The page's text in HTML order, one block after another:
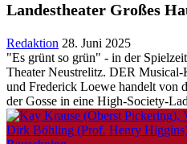
Landestheater Großes
Redaktion 28. Juni 2025
"Es grünt so grün" - in der
Theater Neustrelitz. DER
und Frederick Loewe handelt von
der Gosse in eine High-Society-